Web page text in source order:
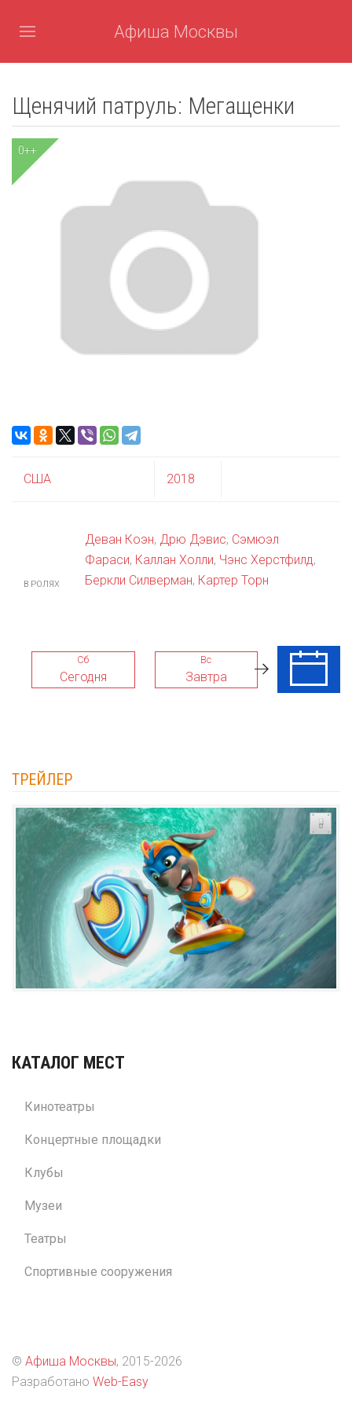
Афиша Москвы
Щенячий патруль: Мегащенки
0++
США 2018
В РОЛЯХ
Деван Коэн, Дрю Дэвис, Сэмюэл
Фараси, Каллан Холли, Чэнс Херстфилд,
Беркли Силверман, Картер Торн
Сб
Сегодня
Вс
Завтра
Пн
ТРЕЙЛЕР
КАТАЛОГ МЕСТ
Кинотеатры
Концертные площадки
Клубы
Музеи
Театры
Спортивные сооружения
© Афиша Москвы, 2015-2026
Разработано Web-Easy